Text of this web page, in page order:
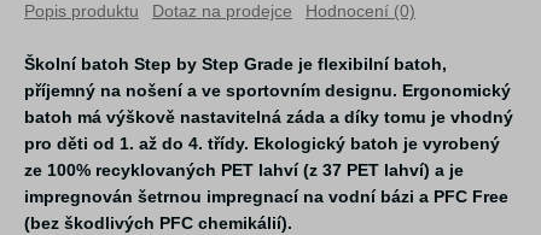
Popis produktu Dotaz na prodejce Hodnocení (0)
Školní batoh Step by Step Grade je flexibilní batoh,
příjemný na nošení a ve sportovním designu. Ergonomický
batoh má výškově nastavitelná záda a díky tomu je vhodný
pro děti od 1. až do 4. třídy. Ekologický batoh je vyrobený
ze 100% recyklovaných PET lahví (z 37 PET lahví) a je
impregnován šetrnou impregnací na vodní bázi a PFC Free
(bez škodlivých PFC chemikálií).